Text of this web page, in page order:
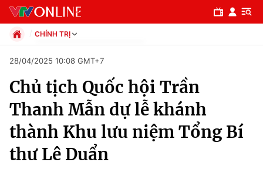
Chuyên mục
Chính trị
Xã hội
CHÍNH TRỊ
Xã hội
Pháp luật
Kinh tế
Thể thao
Truyền hình
Văn hóa - Giải trí
Y tế
28/04/2025 10:08 GMT+7
Chủ tịch Quốc hội Trần
Thanh Mẫn dự lễ khánh
thành Khu lưu niệm Tổng Bí
thư Lê Duẩn